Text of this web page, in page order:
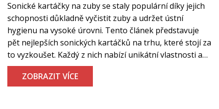
Sonické kartáčky na zuby se staly populární díky jejich
schopnosti důkladně vyčistit zuby a udržet ústní
hygienu na vysoké úrovni. Tento článek představuje
pět nejlepších sonických kartáčků na trhu, které stojí za
to vyzkoušet. Každý z nich nabízí unikátní vlastnosti a
výhody, které mohou vyhovovat různým potřebám
uživatelů. Přečtěte si o jejich funkcích, technologiích a
ZOBRAZIT VÍCE